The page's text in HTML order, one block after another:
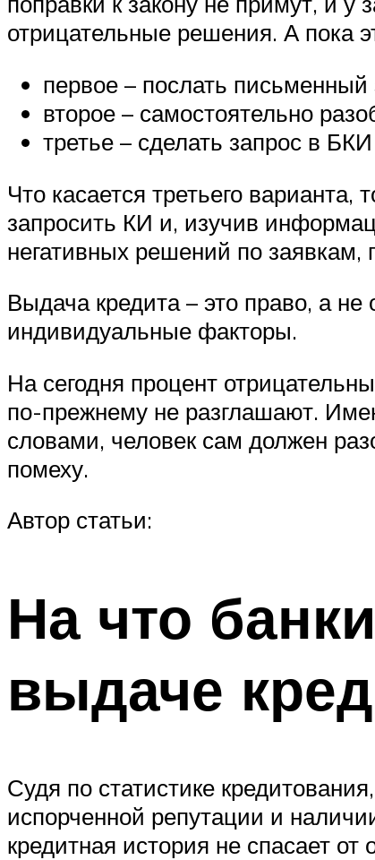
отрицательные решения. А пока
первое – послать письменный
второе – самостоятельно
третье – сделать запрос в
Что касается третьего
запросить КИ и, изучив
негативных решений по заявкам,
Выдача кредита – это право, а
индивидуальные факторы.
На сегодня процент
по-прежнему не разглашают.
словами, человек сам должен
помеху.
Автор статьи:
На что
выдаче
Судя по статистике
испорченной репутации и
кредитная история не спасает от